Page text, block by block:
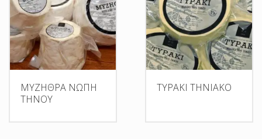
ΜΥΖΗΘΡΑ ΝΩΠΗ
ΤΗΝΟΥ
ΤΥΡΑΚΙ ΤΗΝΙΑΚΟ